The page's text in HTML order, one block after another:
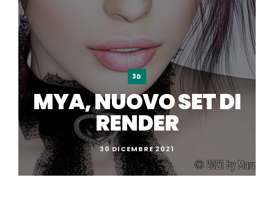
3D
MYA, NUOVO SET DI
RENDER
30 DICEMBRE 2021